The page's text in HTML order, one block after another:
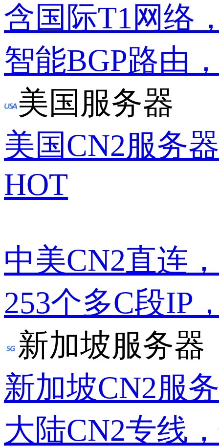
含国际T1网络
智能BGP路由
美国服务器
美国CN2服务器
HOT
中美CN2直连
253个多C段IP
新加坡服务器
新加坡CN2服
大陆CN2专线